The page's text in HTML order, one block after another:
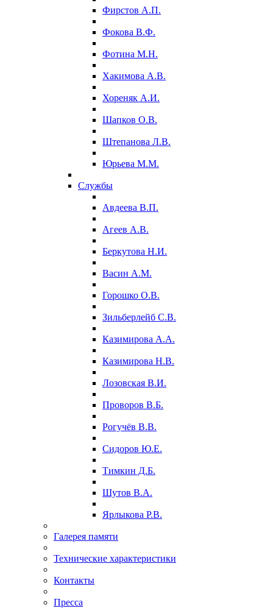
Фирстов А.П.
Фокова В.Ф.
Фотина М.Н.
Хакимова А.В.
Хореняк А.И.
Шапков О.В.
Штепанова Л.В.
Юрьева М.М.
Службы
Авдеева В.П.
Агеев А.В.
Беркутова Н.И.
Васин А.М.
Горошко О.В.
Зильберлейб С.В.
Казимирова А.А.
Казимирова Н.В.
Лозовская В.И.
Проворов В.Б.
Рогучёв В.В.
Сидоров Ю.Е.
Тимкин Д.Б.
Шутов В.А.
Ярлыкова Р.В.
Галерея памяти
Технические характеристики
Контакты
Пресса